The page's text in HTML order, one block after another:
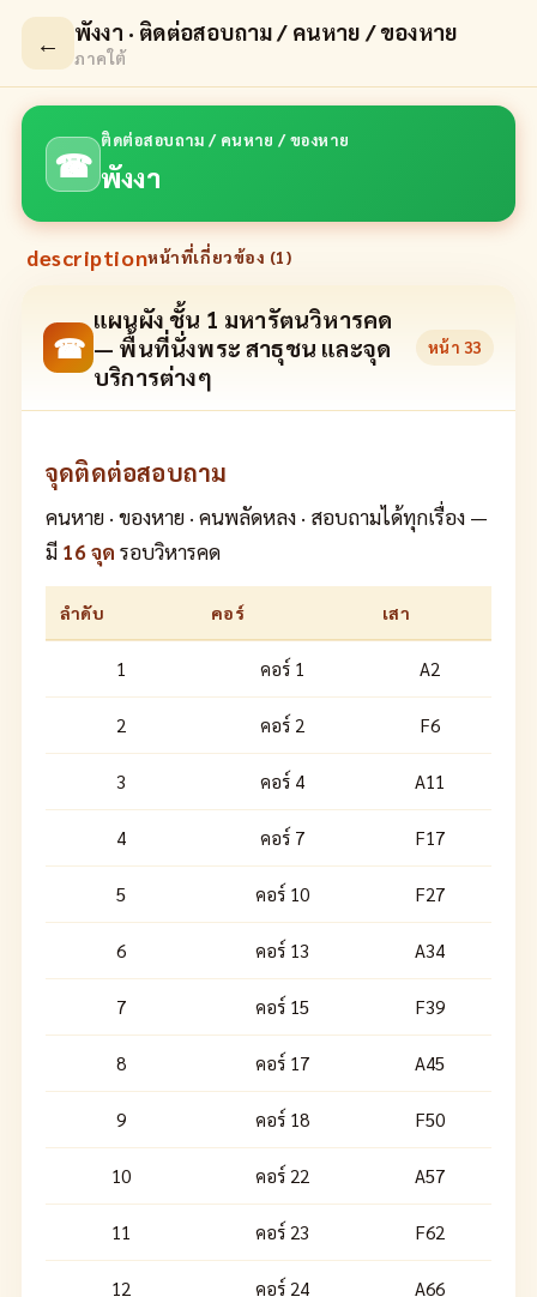
← พังงา · ติดต่อสอบถาม / คนหาย / ของหาย
ภาคใต้
☎
ติดต่อสอบถาม / คนหาย / ของหาย
พังงา
descriptionหน้าที่เกี่ยวข้อง (1)
☎
แผนผัง ชั้น 1 มหารัตนวิหารคด
— พื้นที่นั่งพระ สาธุชน และจุด
บริการต่างๆ
หน้า 33
จุดติดต่อสอบถาม
คนหาย · ของหาย · คนพลัดหลง · สอบถามได้ทุกเรื่อง —
มี 16 จุด รอบวิหารคด
ลำดับ คอร์ เสา
1 คอร์ 1 A2
2 คอร์ 2 F6
3 คอร์ 4 A11
4 คอร์ 7 F17
5 คอร์ 10 F27
6 คอร์ 13 A34
7 คอร์ 15 F39
8 คอร์ 17 A45
9 คอร์ 18 F50
10 คอร์ 22 A57
11 คอร์ 23 F62
12 คอร์ 24 A66